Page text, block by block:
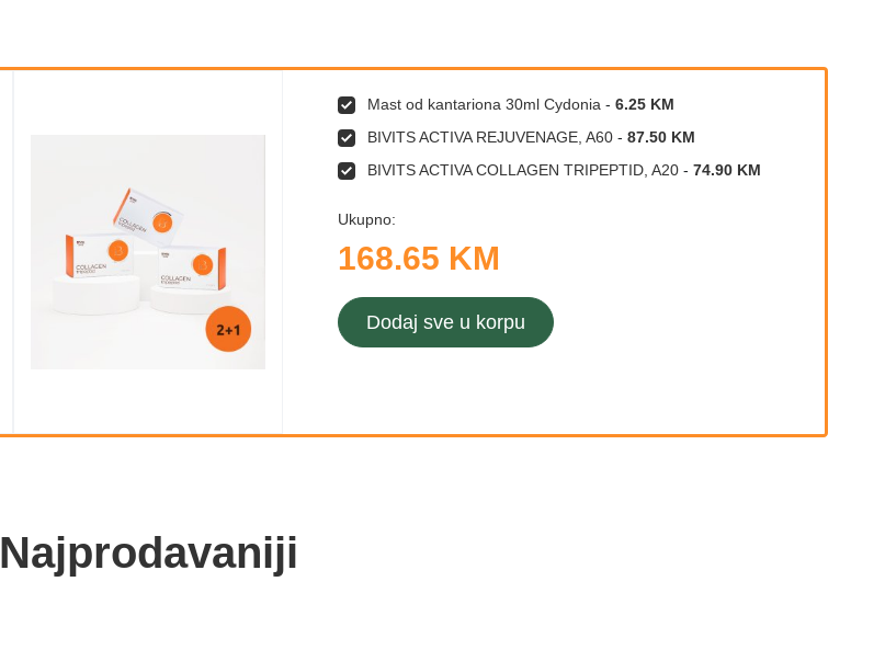
Mast od kantariona 30ml Cydonia -6.25 KM
BIVITS ACTIVA REJUVENAGE, A60 -87.50 KM
BIVITS ACTIVA COLLAGEN TRIPEPTID, A20 -74.90 KM
Ukupno:
168.65 KM
Dodaj sve u korpu
Najprodavaniji